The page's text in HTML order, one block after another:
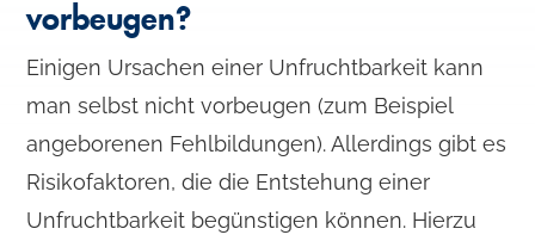
vorbeugen?
Einigen Ursachen einer Unfruchtbarkeit kann
man selbst nicht vorbeugen (zum Beispiel
angeborenen Fehlbildungen). Allerdings gibt es
Risikofaktoren, die die Entstehung einer
Unfruchtbarkeit begünstigen können. Hierzu